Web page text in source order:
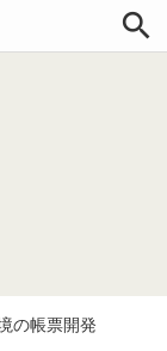

の帳票開発